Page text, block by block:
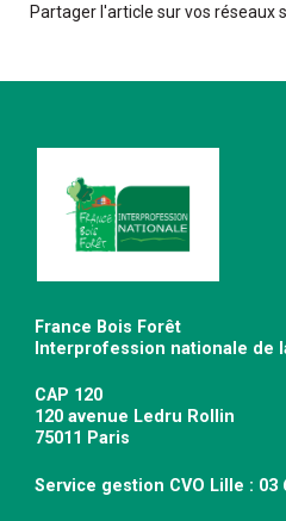
Partager l'article sur vos réseaux
France Bois Forêt
Interprofession nationale de
CAP 120
120 avenue Ledru Rollin
75011 Paris
Service gestion CVO Lille : 03